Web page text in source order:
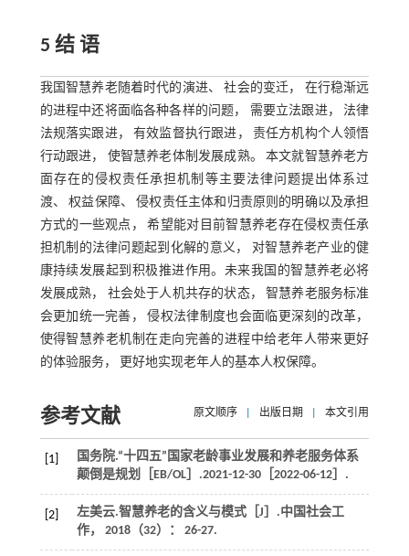
5 结 语
我国智慧养老随着时代的演进、 社会的变迁， 在行稳渐远
的进程中还将面临各种各样的问题， 需要立法跟进， 法律
法规落实跟进， 有效监督执行跟进， 责任方机构个人领悟
行动跟进， 使智慧养老体制发展成熟。 本文就智慧养老方
面存在的侵权责任承担机制等主要法律问题提出体系过
渡、 权益保障、 侵权责任主体和归责原则的明确以及承担
方式的一些观点， 希望能对目前智慧养老存在侵权责任承
担机制的法律问题起到化解的意义， 对智慧养老产业的健
康持续发展起到积极推进作用。未来我国的智慧养老必将
发展成熟， 社会处于人机共存的状态， 智慧养老服务标准
会更加统一完善， 侵权法律制度也会面临更深刻的改革，
使得智慧养老机制在走向完善的进程中给老年人带来更好
的体验服务， 更好地实现老年人的基本人权保障。
参考文献 原文顺序 出版日期 本文引用
[1]
国务院.“十四五”国家老龄事业发展和养老服务体系
颠倒是规划［EB/OL］.2021-12-30［2022-06-12］.
[2] 左美云.智慧养老的含义与模式［J］.中国社会工
作， 2018（32）： 26-27.